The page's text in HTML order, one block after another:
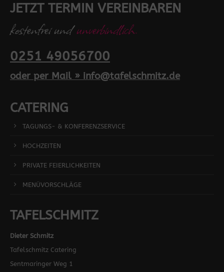
JETZT TERMIN VEREINBAREN
kostenfrei undunverbindlich.
0251 49056700
oder per Mail » info@tafelschmitz.de
CATERING
TAGUNGS- & KONFERENZSERVICE
HOCHZEITEN
PRIVATE FEIERLICHKEITEN
MENÜVORSCHLÄGE
TAFELSCHMITZ
Dieter Schmitz
Tafelschmitz Catering
Sentmaringer Weg 1